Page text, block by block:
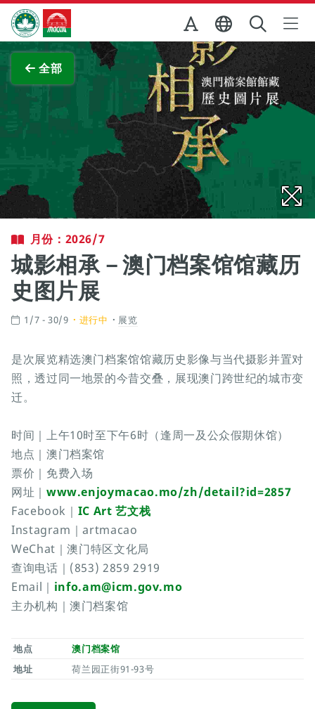
跳至主内容
澳门特别行政区政府旅游局
全部
查看原图
月份：2026/7
城影相承－澳门档案馆馆藏历
史图片展
1/7 - 30/9 进行中 展览
是次展览精选澳门档案馆馆藏历史影像与当代摄影并置对
照，透过同一地景的今昔交叠，展现澳门跨世纪的城市变
迁。
时间｜上午10时至下午6时（逢周一及公众假期休馆）
地点｜澳门档案馆
票价｜免费入场
网址｜ www.enjoymacao.mo/zh/detail?id=2857
Facebook｜ IC Art 艺文栈
Instagram｜artmacao
WeChat｜澳门特区文化局
查询电话｜(853) 2859 2919
Email｜ info.am@icm.gov.mo
主办机构｜澳门档案馆
地点
澳门档案馆
地址
荷兰园正街91-93号